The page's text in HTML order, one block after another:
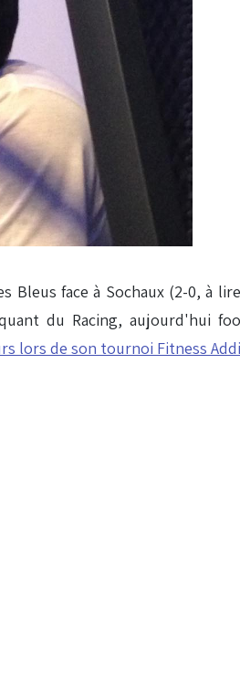
Bleus face à Sochaux (2-0, à
du Racing, aujourd'hui
lors de son tournoi Fitness